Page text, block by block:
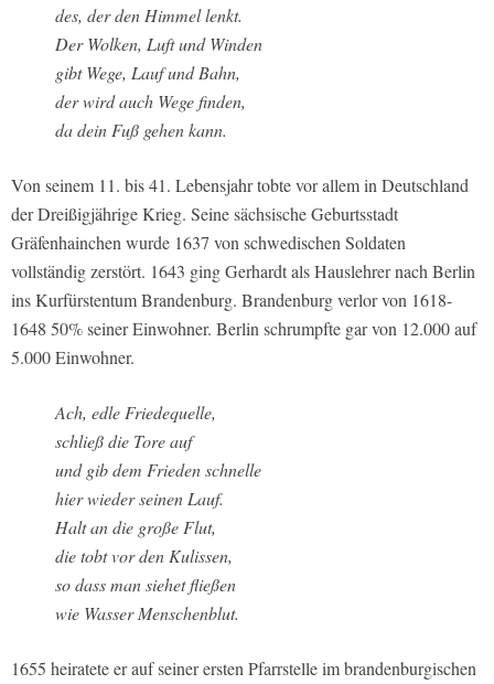
des, der den Himmel lenkt.
Der Wolken, Luft und Winden
gibt Wege, Lauf und Bahn,
der wird auch Wege finden,
da dein Fuß gehen kann.
Von seinem 11. bis 41. Lebensjahr tobte vor allem in Deutschland
der Dreißigjährige Krieg. Seine sächsische Geburtsstadt
Gräfenhainchen wurde 1637 von schwedischen Soldaten
vollständig zerstört. 1643 ging Gerhardt als Hauslehrer nach Berlin
ins Kurfürstentum Brandenburg. Brandenburg verlor von 1618-
1648 50% seiner Einwohner. Berlin schrumpfte gar von 12.000 auf
5.000 Einwohner.
Ach, edle Friedequelle,
schließ die Tore auf
und gib dem Frieden schnelle
hier wieder seinen Lauf.
Halt an die große Flut,
die tobt vor den Kulissen,
so dass man siehet fließen
wie Wasser Menschenblut.
1655 heiratete er auf seiner ersten Pfarrstelle im brandenburgischen